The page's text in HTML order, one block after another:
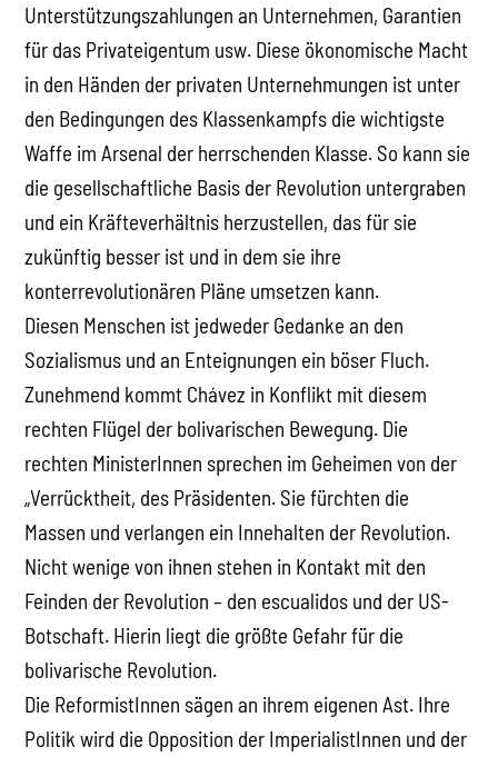
Unterstützungszahlungen an Unternehmen, Garantien
für das Privateigentum usw. Diese ökonomische Macht
in den Händen der privaten Unternehmungen ist unter
den Bedingungen des Klassenkampfs die wichtigste
Waffe im Arsenal der herrschenden Klasse. So kann sie
die gesellschaftliche Basis der Revolution untergraben
und ein Kräfteverhältnis herzustellen, das für sie
zukünftig besser ist und in dem sie ihre
konterrevolutionären Pläne umsetzen kann.
Diesen Menschen ist jedweder Gedanke an den
Sozialismus und an Enteignungen ein böser Fluch.
Zunehmend kommt Chávez in Konflikt mit diesem
rechten Flügel der bolivarischen Bewegung. Die
rechten MinisterInnen sprechen im Geheimen von der
„Verrücktheit, des Präsidenten. Sie fürchten die
Massen und verlangen ein Innehalten der Revolution.
Nicht wenige von ihnen stehen in Kontakt mit den
Feinden der Revolution – den escualidos und der US-
Botschaft. Hierin liegt die größte Gefahr für die
bolivarische Revolution.
Die ReformistInnen sägen an ihrem eigenen Ast. Ihre
Politik wird die Opposition der ImperialistInnen und der